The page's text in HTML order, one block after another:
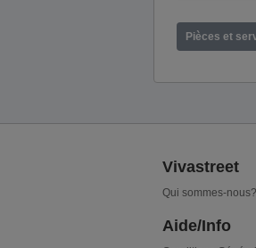
Pièces et
Vivastreet
Qui sommes-nous?
Aide/Info